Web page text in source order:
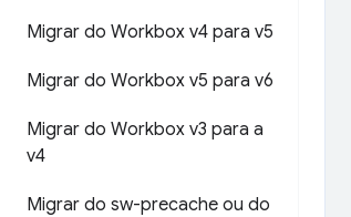
Migrar do Workbox v4 para v5
Migrar do Workbox v5 para v6
Migrar do Workbox v3 para a
v4
Migrar do sw-precache ou do